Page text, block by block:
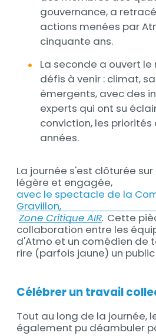
gouvernance, a
actions menées par
cinquante ans.
La seconde a ouvert
défis à venir : climat,
émergents, avec des
experts qui ont su
conviction, les
années.
La journée s'est clôturée
légère et engagée,
avec le spectacle de la
Gravillon,
Zone Critique AIR. Cette
collaboration entre les
d'Atmo et un comédien de
rire (parfois jaune) un
Célébrer un travail
Tout au long de la journée,
également pu déambuler